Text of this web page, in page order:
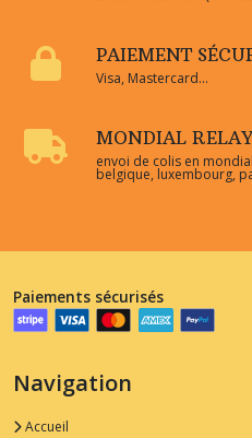
PAIEMENT
Visa, Mastercard...
MONDIAL
envoi de colis en
belgique, luxembourg,
Paiements sécurisés
Navigation
Accueil